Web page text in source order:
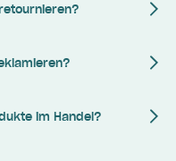
im Handel?